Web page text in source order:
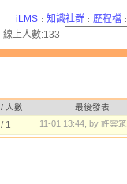
iLMS 知識社群 歷程檔
線上人數:133
/ 人數 最後發表
/ 1 11-01 13:44, by 許雲筑